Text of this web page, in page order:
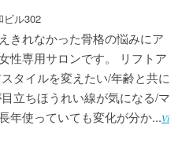
ビル302
きれなかった骨格の悩みにア
性専用サロンです。 リフトア
タイルを変えたい/年齢と共に
立ちほうれい線が気になる/マ
年使っていても変化が分か...Vi